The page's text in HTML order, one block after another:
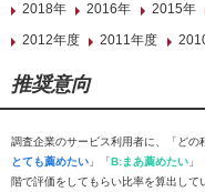
2018年
2016年 2015年
2012年度
2011年度
推奨意向
調査企業のサービス利用者に、「どの
とても薦めたい 」「 B:まあ薦めたい 」
階で評価をしてもらい比率を算出して